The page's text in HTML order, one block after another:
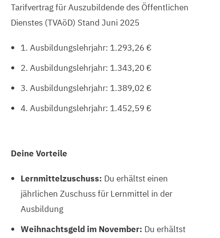
Tarifvertrag für Auszubildende des Öffentlichen
Dienstes (TVAöD) Stand Juni 2025
1. Ausbildungslehrjahr: 1.293,26 €
2. Ausbildungslehrjahr: 1.343,20 €
3. Ausbildungslehrjahr: 1.389,02 €
4. Ausbildungslehrjahr: 1.452,59 €
Deine Vorteile
Lernmittelzuschuss: Du erhältst einen
jährlichen Zuschuss für Lernmittel in der
Ausbildung
Weihnachtsgeld im November: Du erhältst